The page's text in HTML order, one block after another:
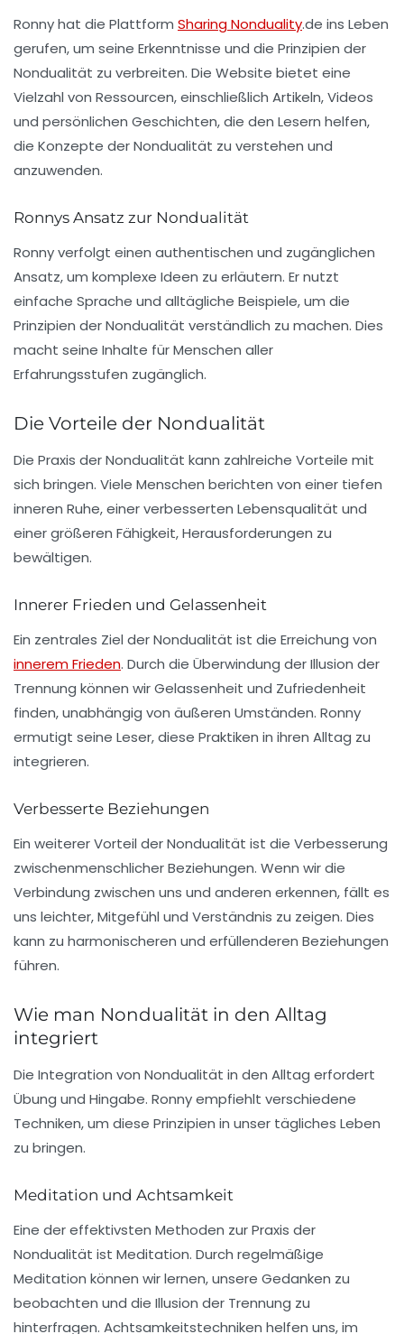
Ronny hat die Plattform Sharing Nonduality.de ins Leben
gerufen, um seine Erkenntnisse und die Prinzipien der
Nondualität zu verbreiten. Die Website bietet eine
Vielzahl von Ressourcen, einschließlich Artikeln, Videos
und persönlichen Geschichten, die den Lesern helfen,
die Konzepte der Nondualität zu verstehen und
anzuwenden.
Ronnys Ansatz zur Nondualität
Ronny verfolgt einen authentischen und zugänglichen
Ansatz, um komplexe Ideen zu erläutern. Er nutzt
einfache Sprache und alltägliche Beispiele, um die
Prinzipien der Nondualität verständlich zu machen. Dies
macht seine Inhalte für Menschen aller
Erfahrungsstufen zugänglich.
Die Vorteile der Nondualität
Die Praxis der Nondualität kann zahlreiche Vorteile mit
sich bringen. Viele Menschen berichten von einer tiefen
inneren Ruhe, einer verbesserten Lebensqualität und
einer größeren Fähigkeit, Herausforderungen zu
bewältigen.
Innerer Frieden und Gelassenheit
Ein zentrales Ziel der Nondualität ist die Erreichung von
innerem Frieden. Durch die Überwindung der Illusion der
Trennung können wir Gelassenheit und Zufriedenheit
finden, unabhängig von äußeren Umständen. Ronny
ermutigt seine Leser, diese Praktiken in ihren Alltag zu
integrieren.
Verbesserte Beziehungen
Ein weiterer Vorteil der Nondualität ist die Verbesserung
zwischenmenschlicher Beziehungen. Wenn wir die
Verbindung zwischen uns und anderen erkennen, fällt es
uns leichter, Mitgefühl und Verständnis zu zeigen. Dies
kann zu harmonischeren und erfüllenderen Beziehungen
führen.
Wie man Nondualität in den Alltag
integriert
Die Integration von Nondualität in den Alltag erfordert
Übung und Hingabe. Ronny empfiehlt verschiedene
Techniken, um diese Prinzipien in unser tägliches Leben
zu bringen.
Meditation und Achtsamkeit
Eine der effektivsten Methoden zur Praxis der
Nondualität ist Meditation. Durch regelmäßige
Meditation können wir lernen, unsere Gedanken zu
beobachten und die Illusion der Trennung zu
hinterfragen. Achtsamkeitstechniken helfen uns, im